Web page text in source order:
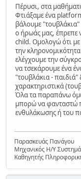
Πέρυσι, στα
Φτιάξαμε ένα
βάλουμε
ο ήρωάς μας, έπρεπε
child. Ομολογώ ότι
την
ελέγχουμε την
να τσεκάρουμε ένα
"τουβλάκια - παιδιά"
χαρακτηριστικά
Όλα τα παραπάνω
μπορώ να φανταστώ
ενθυλάκωσης ή του
Παρασκευάς Πανάγου
Μηχανικός Η/Υ
Καθηγητής